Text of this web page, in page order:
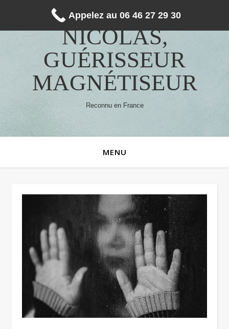
NICOLAS,
GUÉRISSEUR
MAGNÉTISEUR
Reconnu en France
MENU
Appelez au 06 46 27 29 30